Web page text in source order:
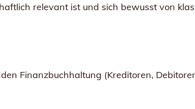
relevant ist und sich bewusst von
Finanzbuchhaltung (Kreditoren,